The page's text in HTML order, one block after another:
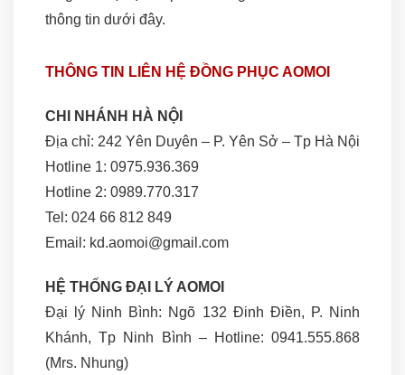
thông tin dưới đây.
THÔNG TIN LIÊN HỆ ĐỒNG PHỤC AOMOI
CHI NHÁNH HÀ NỘI
Địa chỉ: 242 Yên Duyên – P. Yên Sở – Tp Hà Nội
Hotline 1: 0975.936.369
Hotline 2: 0989.770.317
Tel: 024 66 812 849
Email: kd.aomoi@gmail.com
HỆ THỐNG ĐẠI LÝ AOMOI
Đại lý Ninh Bình: Ngõ 132 Đinh Điền, P. Ninh
Khánh, Tp Ninh Bình – Hotline: 0941.555.868
(Mrs. Nhung)